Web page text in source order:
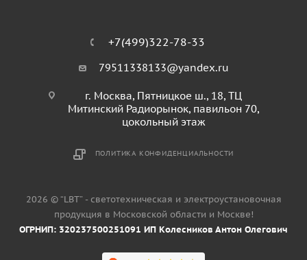
+7(499)322-78-33
79511338133@yandex.ru
г. Москва, Пятницкое ш., 18, ТЦ
Митинский Радиорынок, павильон 70,
цокольный этаж
ПОЛИТИКА КОНФИДЕНЦИАЛЬНОСТИ
2026 © “LBT” - светотехническая и электроустановочная
продукция в Московской области и Москве!
ОГРНИП: 320237500251091 ИП Колесников Антон Олегович